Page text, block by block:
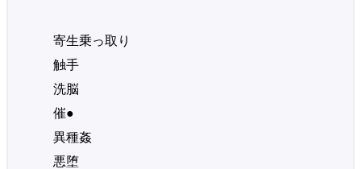
寄生乗っ取り
触手
洗脳
催●
異種姦
悪堕